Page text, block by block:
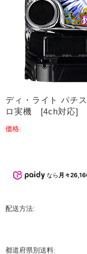
ディ・ライト パチ
ロ実機 [4ch対応]
価格:
なら 月々
配送方法:
都道府県別送料: